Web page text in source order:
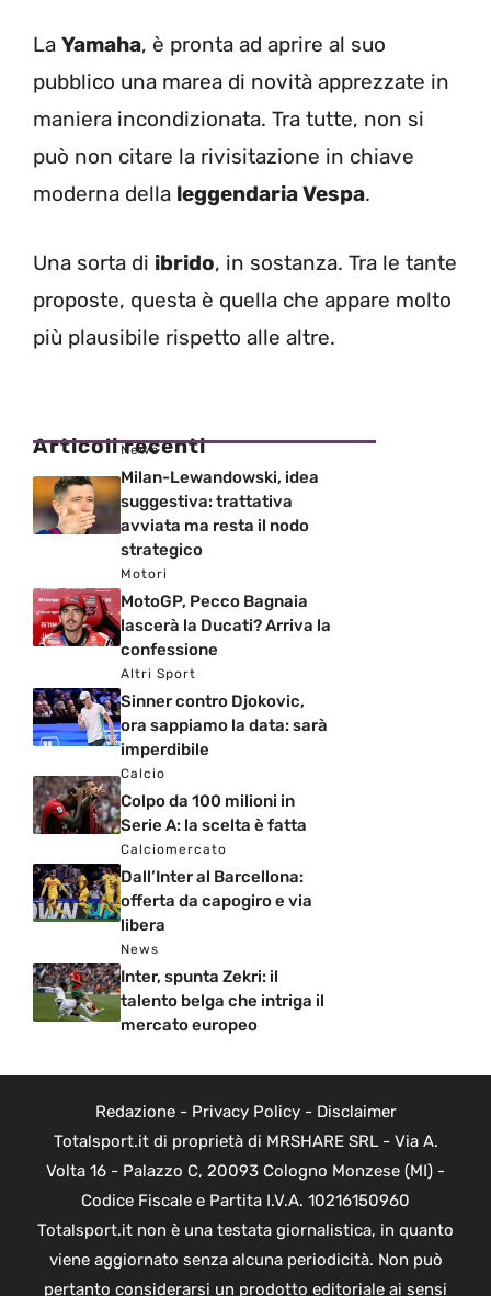
La Yamaha, è pronta ad aprire al suo
pubblico una marea di novità apprezzate in
maniera incondizionata. Tra tutte, non si
può non citare la rivisitazione in chiave
moderna della leggendaria Vespa.
Una sorta di ibrido, in sostanza. Tra le tante
proposte, questa è quella che appare molto
più plausibile rispetto alle altre.
Articoli recenti
News
Milan-Lewandowski, idea
suggestiva: trattativa
avviata ma resta il nodo
strategico
Motori
MotoGP, Pecco Bagnaia
lascerà la Ducati? Arriva la
confessione
Altri Sport
Sinner contro Djokovic,
ora sappiamo la data: sarà
imperdibile
Calcio
Colpo da 100 milioni in
Serie A: la scelta è fatta
Calciomercato
Dall’Inter al Barcellona:
offerta da capogiro e via
libera
News
Inter, spunta Zekri: il
talento belga che intriga il
mercato europeo
Redazione- Privacy Policy- Disclaimer
Totalsport.it di proprietà di MRSHARE SRL - Via A.
Volta 16 - Palazzo C, 20093 Cologno Monzese (MI) -
Codice Fiscale e Partita I.V.A. 10216150960
Totalsport.it non è una testata giornalistica, in quanto
viene aggiornato senza alcuna periodicità. Non può
pertanto considerarsi un prodotto editoriale ai sensi